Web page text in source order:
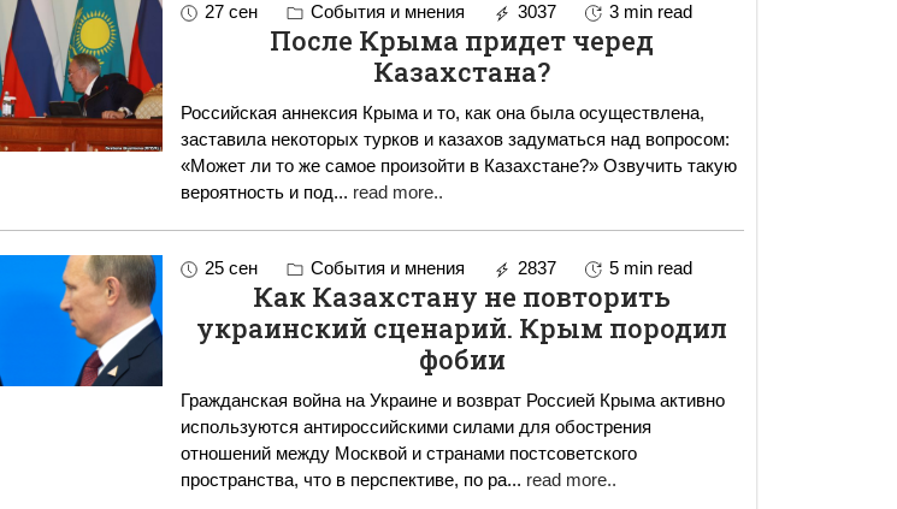
27 сен События и мнения 3037 3 min read
После Крыма придет черед
Казахстана?
Российская аннексия Крыма и то, как она была осуществлена,
заставила некоторых турков и казахов задуматься над вопросом:
«Может ли то же самое произойти в Казахстане?» Озвучить такую
вероятность и под... read more..
25 сен События и мнения 2837 5 min read
Как Казахстану не повторить
украинский сценарий. Крым породил
фобии
Гражданская война на Украине и возврат Россией Крыма активно
используются антироссийскими силами для обострения
отношений между Москвой и странами постсоветского
пространства, что в перспективе, по ра... read more..